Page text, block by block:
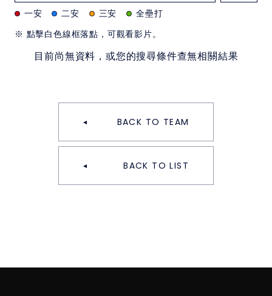
一安 二安 三安
全壘打
※ 點擊白色線框落點，可觀看影片。
目前尚無資料，或您的搜尋條件查無相關結果
BACK TO TEAM
BACK TO LIST